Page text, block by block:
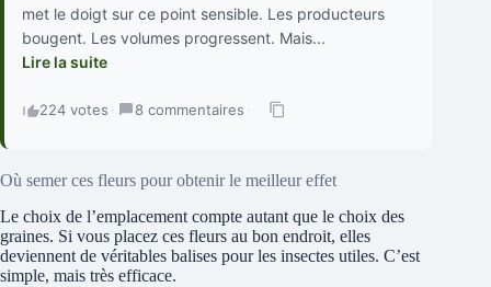
met le doigt sur ce point sensible. Les producteurs
bougent. Les volumes progressent. Mais...
Lire la suite
224 votes · 8 commentaires ·
Où semer ces fleurs pour obtenir le meilleur effet
Le choix de l’emplacement compte autant que le choix des
graines. Si vous placez ces fleurs au bon endroit, elles
deviennent de véritables balises pour les insectes utiles. C’est
simple, mais très efficace.